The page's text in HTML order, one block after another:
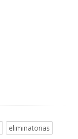
eliminatorias